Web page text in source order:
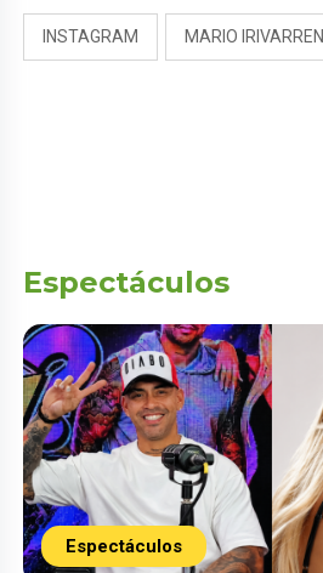
INSTAGRAM MARIO IRIVARREN
Espectáculos
Espectáculos